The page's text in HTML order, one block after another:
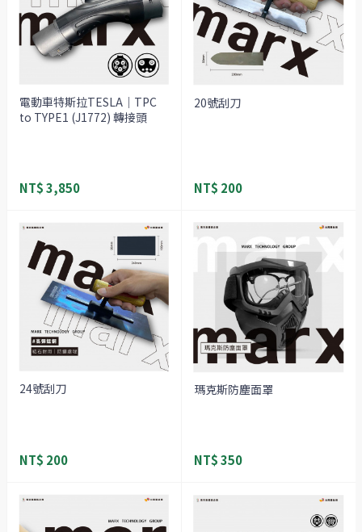
電動車特斯拉TESLA｜TPC
to TYPE1 (J1772) 轉接頭
NT$ 3,850
20號刮刀
NT$ 200
24號刮刀
NT$ 200
瑪克斯防塵面罩
NT$ 350